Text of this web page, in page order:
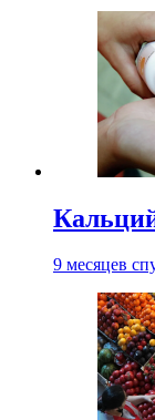
9 месяцев